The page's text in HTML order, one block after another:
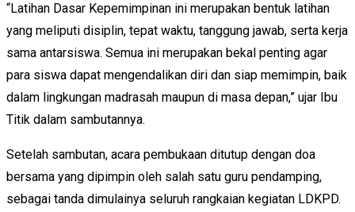
“Latihan Dasar Kepemimpinan ini merupakan bentuk latihan
yang meliputi disiplin, tepat waktu, tanggung jawab, serta kerja
sama antarsiswa. Semua ini merupakan bekal penting agar
para siswa dapat mengendalikan diri dan siap memimpin, baik
dalam lingkungan madrasah maupun di masa depan,” ujar Ibu
Titik dalam sambutannya.
Setelah sambutan, acara pembukaan ditutup dengan doa
bersama yang dipimpin oleh salah satu guru pendamping,
sebagai tanda dimulainya seluruh rangkaian kegiatan LDKPD.